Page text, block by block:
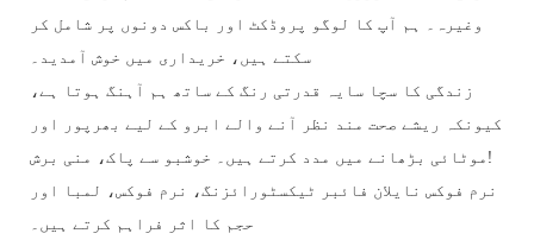
وغیرہ۔ ہم آپ کا لوگو پروڈکٹ اور باکس دونوں پر شامل کر
سکتے ہیں، خریداری میں خوش آمدید۔
زندگی کا سچا سایہ قدرتی رنگ کے ساتھ ہم آہنگ ہوتا ہے،
کیونکہ ریشے صحت مند نظر آنے والے ابرو کے لیے بھرپور اور
موٹائی بڑھانے میں مدد کرتے ہیں۔ خوشبو سے پاک، منی برش!
نرم فوکس نایلان فائبر ٹیکسٹورائزنگ، نرم فوکس، لمبا اور
حجم کا اثر فراہم کرتے ہیں۔